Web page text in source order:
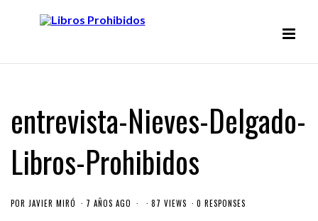
entrevista-Nieves-Delgado-
Libros-Prohibidos
POR JAVIER MIRÓ 7 AÑOS AGO 87 VIEWS 0 RESPONSES